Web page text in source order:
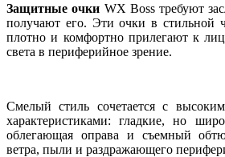
Защитные очки WX Boss требуют
получают его. Эти очки в стильной
плотно и комфортно прилегают к
света в периферийное зрение.
Смелый стиль сочетается с
характеристиками: гладкие, но
облегающая оправа и съемный
ветра, пыли и раздражающего